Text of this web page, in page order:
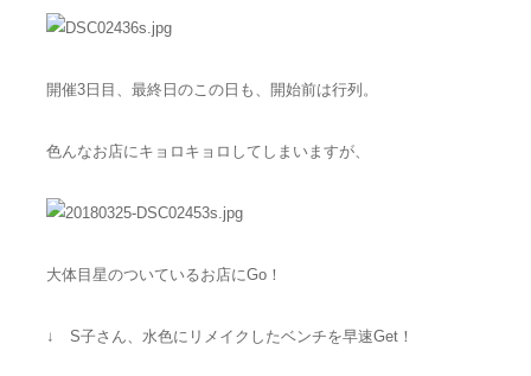
開催3日目、最終日のこの日も、開始前は行列。
色んなお店にキョロキョロしてしまいますが、
大体目星のついているお店にGo！
↓ S子さん、水色にリメイクしたベンチを早速Get！